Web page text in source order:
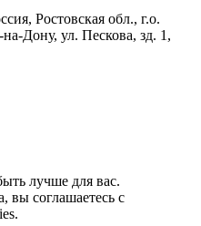
Ростовская обл., г.о.
Дону, ул. Пескова, зд. 1,
лучше для вас.
вы соглашаетесь с